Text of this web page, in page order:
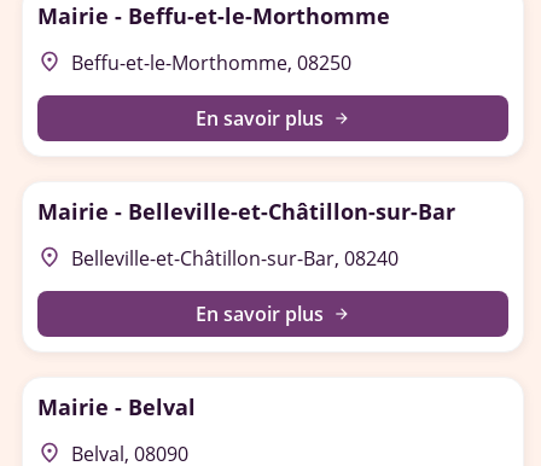
Mairie - Beffu-et-le-Morthomme
place Beffu-et-le-Morthomme, 08250
En savoir plus arrow_forward
Mairie - Belleville-et-Châtillon-sur-Bar
place Belleville-et-Châtillon-sur-Bar, 08240
En savoir plus arrow_forward
Mairie - Belval
place Belval, 08090